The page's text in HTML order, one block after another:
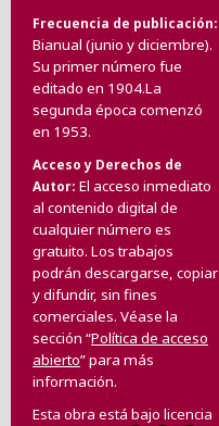
Frecuencia de publicación
Bianual (junio y diciembre).
Su primer número fue
editado en 1904.La
segunda época comenzó
en 1953.
Acceso y Derechos de
Autor El acceso inmediato
al contenido digital de
cualquier número es
gratuito. Los trabajos
podrán descargarse, copiar
y difundir, sin fines
comerciales. Véase la
sección “Política de acceso
abierto” para más
información.
Esta obra está bajo licencia